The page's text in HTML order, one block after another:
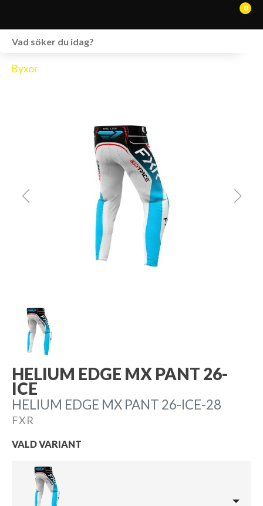
0
KONTAKT
Byxor
HELIUM EDGE MX PANT 26-
ICE
HELIUM EDGE MX PANT 26-ICE-28
FXR
VALD VARIANT